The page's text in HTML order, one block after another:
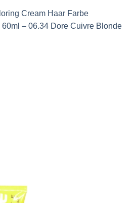
Cream Haar Farbe
– 06.34 Dore Cuivre Blonde